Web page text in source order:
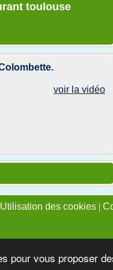
pour vous proposer
toulouse
voir la vidéo
Utilisation des cookies |